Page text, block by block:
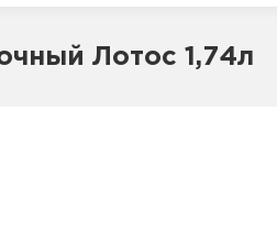
Лотос 1,74л